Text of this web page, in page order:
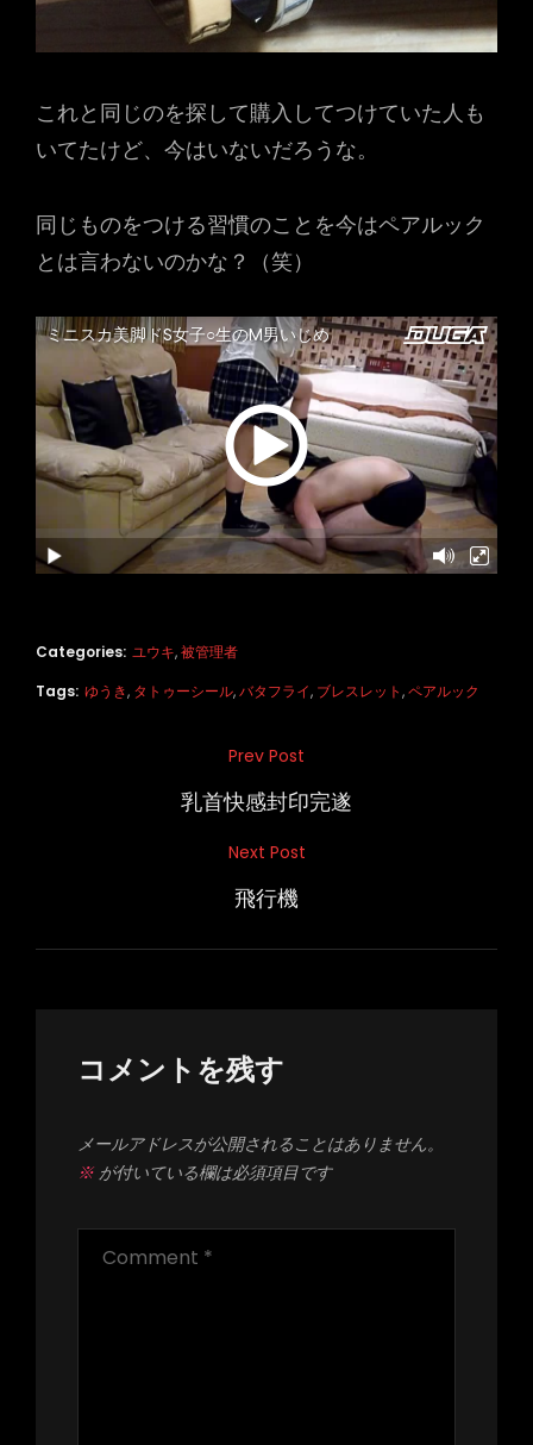
これと同じのを探して購入してつけていた人も
いてたけど、今はいないだろうな。
同じものをつける習慣のことを今はペアルック
とは言わないのかな？（笑）
Categories: ユウキ,被管理者
Tags: ゆうき, タトゥーシール,バタフライ, ブレスレット,ペアルック
ー
Prev Post
乳首快感封印完遂
Next Post
飛行機
コメントを残す
メールアドレスが公開されることはありません。
※が付いている欄は必須項目です